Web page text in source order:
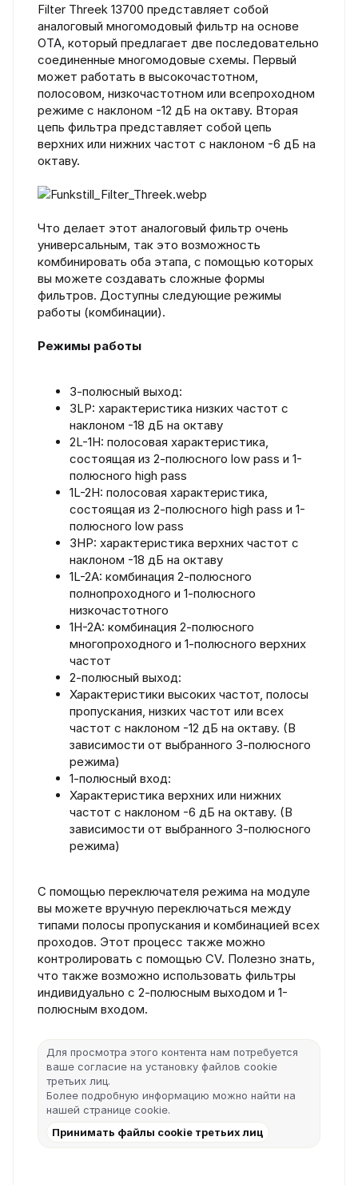
Filter Threek 13700 представляет собой
аналоговый многомодовый фильтр на основе
OTA, который предлагает две последовательно
соединенные многомодовые схемы. Первый
может работать в высокочастотном,
полосовом, низкочастотном или всепроходном
режиме с наклоном -12 дБ на октаву. Вторая
цепь фильтра представляет собой цепь
верхних или нижних частот с наклоном -6 дБ на
октаву.
Что делает этот аналоговый фильтр очень
универсальным, так это возможность
комбинировать оба этапа, с помощью которых
вы можете создавать сложные формы
фильтров. Доступны следующие режимы
работы (комбинации).
Режимы работы
3-полюсный выход:
3LP: характеристика низких частот с
наклоном -18 дБ на октаву
2L-1H: полосовая характеристика,
состоящая из 2-полюсного low pass и 1-
полюсного high pass
1L-2H: полосовая характеристика,
состоящая из 2-полюсного high pass и 1-
полюсного low pass
3HP: характеристика верхних частот с
наклоном -18 дБ на октаву
1L-2A: комбинация 2-полюсного
полнопроходного и 1-полюсного
низкочастотного
1H-2A: комбинация 2-полюсного
многопроходного и 1-полюсного верхних
частот
2-полюсный выход:
Характеристики высоких частот, полосы
пропускания, низких частот или всех
частот с наклоном -12 дБ на октаву. (В
зависимости от выбранного 3-полюсного
режима)
1-полюсный вход:
Характеристика верхних или нижних
частот с наклоном -6 дБ на октаву. (В
зависимости от выбранного 3-полюсного
режима)
С помощью переключателя режима на модуле
вы можете вручную переключаться между
типами полосы пропускания и комбинацией всех
проходов. Этот процесс также можно
контролировать с помощью CV. Полезно знать,
что также возможно использовать фильтры
индивидуально с 2-полюсным выходом и 1-
полюсным входом.
Для просмотра этого контента нам потребуется
ваше согласие на установку файлов cookie
третьих лиц.
Более подробную информацию можно найти на
нашей странице cookie.
Принимать файлы cookie третьих лиц